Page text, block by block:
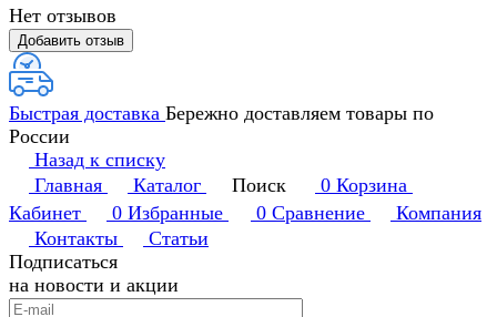
Нет отзывов
Добавить отзыв
Быстрая доставка Бережно доставляем товары по
России
Назад к списку
Главная
Каталог Поиск 0 Корзина
Кабинет
0 Избранные 0 Сравнение
Компания
Контакты
Статьи
Подписаться
на новости и акции